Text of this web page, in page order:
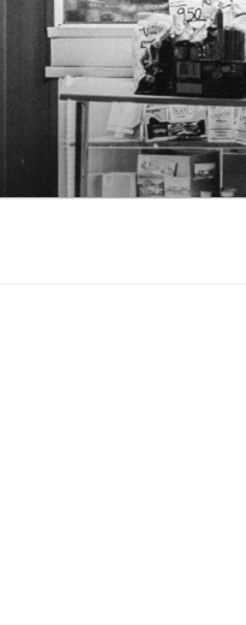
sisältöön